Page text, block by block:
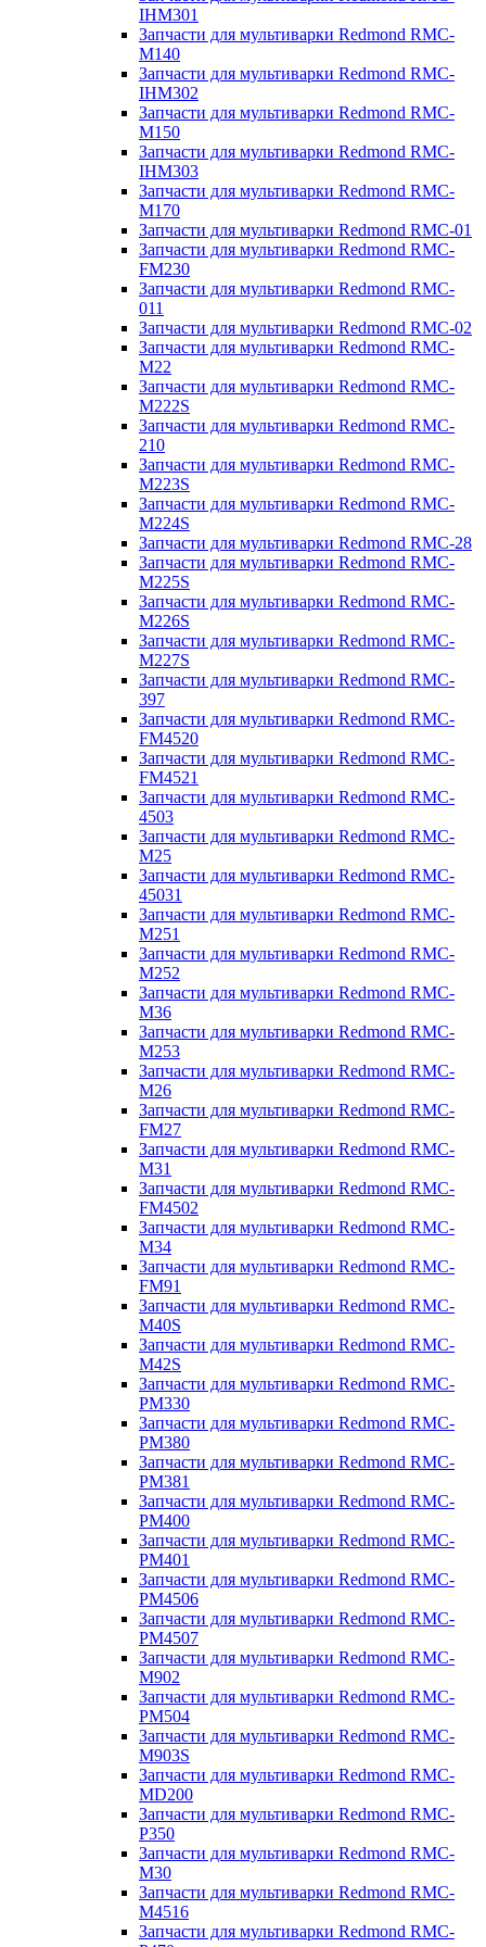
IHM301
Запчасти для мультиварки Redmond RMC-
M140
Запчасти для мультиварки Redmond RMC-
IHM302
Запчасти для мультиварки Redmond RMC-
M150
Запчасти для мультиварки Redmond RMC-
IHM303
Запчасти для мультиварки Redmond RMC-
M170
Запчасти для мультиварки Redmond RMC-01
Запчасти для мультиварки Redmond RMC-
FM230
Запчасти для мультиварки Redmond RMC-
011
Запчасти для мультиварки Redmond RMC-02
Запчасти для мультиварки Redmond RMC-
M22
Запчасти для мультиварки Redmond RMC-
M222S
Запчасти для мультиварки Redmond RMC-
210
Запчасти для мультиварки Redmond RMC-
M223S
Запчасти для мультиварки Redmond RMC-
M224S
Запчасти для мультиварки Redmond RMC-28
Запчасти для мультиварки Redmond RMC-
M225S
Запчасти для мультиварки Redmond RMC-
M226S
Запчасти для мультиварки Redmond RMC-
M227S
Запчасти для мультиварки Redmond RMC-
397
Запчасти для мультиварки Redmond RMC-
FM4520
Запчасти для мультиварки Redmond RMC-
FM4521
Запчасти для мультиварки Redmond RMC-
4503
Запчасти для мультиварки Redmond RMC-
M25
Запчасти для мультиварки Redmond RMC-
45031
Запчасти для мультиварки Redmond RMC-
M251
Запчасти для мультиварки Redmond RMC-
M252
Запчасти для мультиварки Redmond RMC-
M36
Запчасти для мультиварки Redmond RMC-
M253
Запчасти для мультиварки Redmond RMC-
M26
Запчасти для мультиварки Redmond RMC-
FM27
Запчасти для мультиварки Redmond RMC-
M31
Запчасти для мультиварки Redmond RMC-
FM4502
Запчасти для мультиварки Redmond RMC-
M34
Запчасти для мультиварки Redmond RMC-
FM91
Запчасти для мультиварки Redmond RMC-
M40S
Запчасти для мультиварки Redmond RMC-
M42S
Запчасти для мультиварки Redmond RMC-
PM330
Запчасти для мультиварки Redmond RMC-
PM380
Запчасти для мультиварки Redmond RMC-
PM381
Запчасти для мультиварки Redmond RMC-
PM400
Запчасти для мультиварки Redmond RMC-
PM401
Запчасти для мультиварки Redmond RMC-
PM4506
Запчасти для мультиварки Redmond RMC-
PM4507
Запчасти для мультиварки Redmond RMC-
M902
Запчасти для мультиварки Redmond RMC-
PM504
Запчасти для мультиварки Redmond RMC-
M903S
Запчасти для мультиварки Redmond RMC-
MD200
Запчасти для мультиварки Redmond RMC-
P350
Запчасти для мультиварки Redmond RMC-
M30
Запчасти для мультиварки Redmond RMC-
M4516
Запчасти для мультиварки Redmond RMC-